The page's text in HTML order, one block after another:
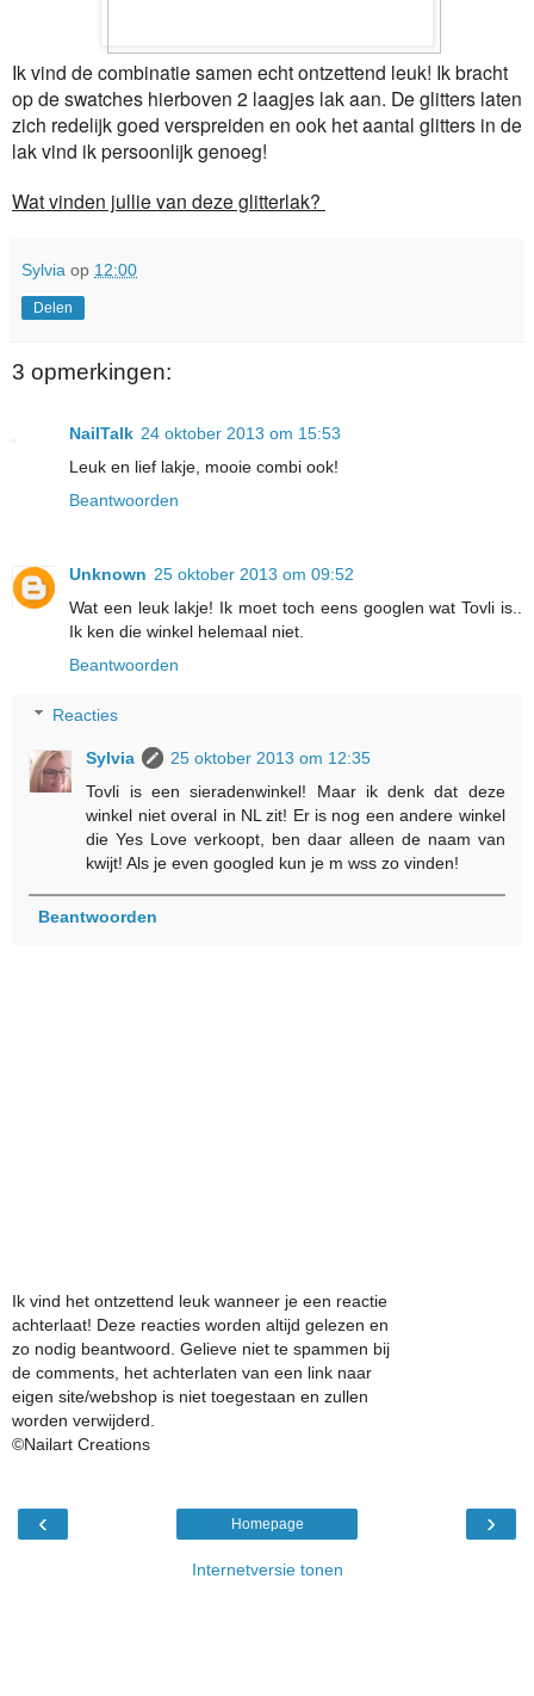
Ik vind de combinatie samen echt ontzettend leuk! Ik bracht
op de swatches hierboven 2 laagjes lak aan. De glitters laten
zich redelijk goed verspreiden en ook het aantal glitters in de
lak vind ik persoonlijk genoeg!
Wat vinden jullie van deze glitterlak?
Sylvia op 12:00
Delen
3 opmerkingen:
NailTalk 24 oktober 2013 om 15:53
Leuk en lief lakje, mooie combi ook!
Beantwoorden
Unknown 25 oktober 2013 om 09:52
Wat een leuk lakje! Ik moet toch eens googlen wat Tovli is..
Ik ken die winkel helemaal niet.
Beantwoorden
Reacties
Sylvia
25 oktober 2013 om 12:35
Tovli is een sieradenwinkel! Maar ik denk dat deze
winkel niet overal in NL zit! Er is nog een andere winkel
die Yes Love verkoopt, ben daar alleen de naam van
kwijt! Als je even googled kun je m wss zo vinden!
Beantwoorden
Ik vind het ontzettend leuk wanneer je een reactie
achterlaat! Deze reacties worden altijd gelezen en
zo nodig beantwoord. Gelieve niet te spammen bij
de comments, het achterlaten van een link naar
eigen site/webshop is niet toegestaan en zullen
worden verwijderd.
©Nailart Creations
‹ ›
Homepage
Internetversie tonen